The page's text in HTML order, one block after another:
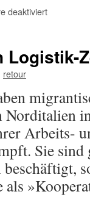
deaktiviert
Logistik-
retour
Arbeits-
Sie